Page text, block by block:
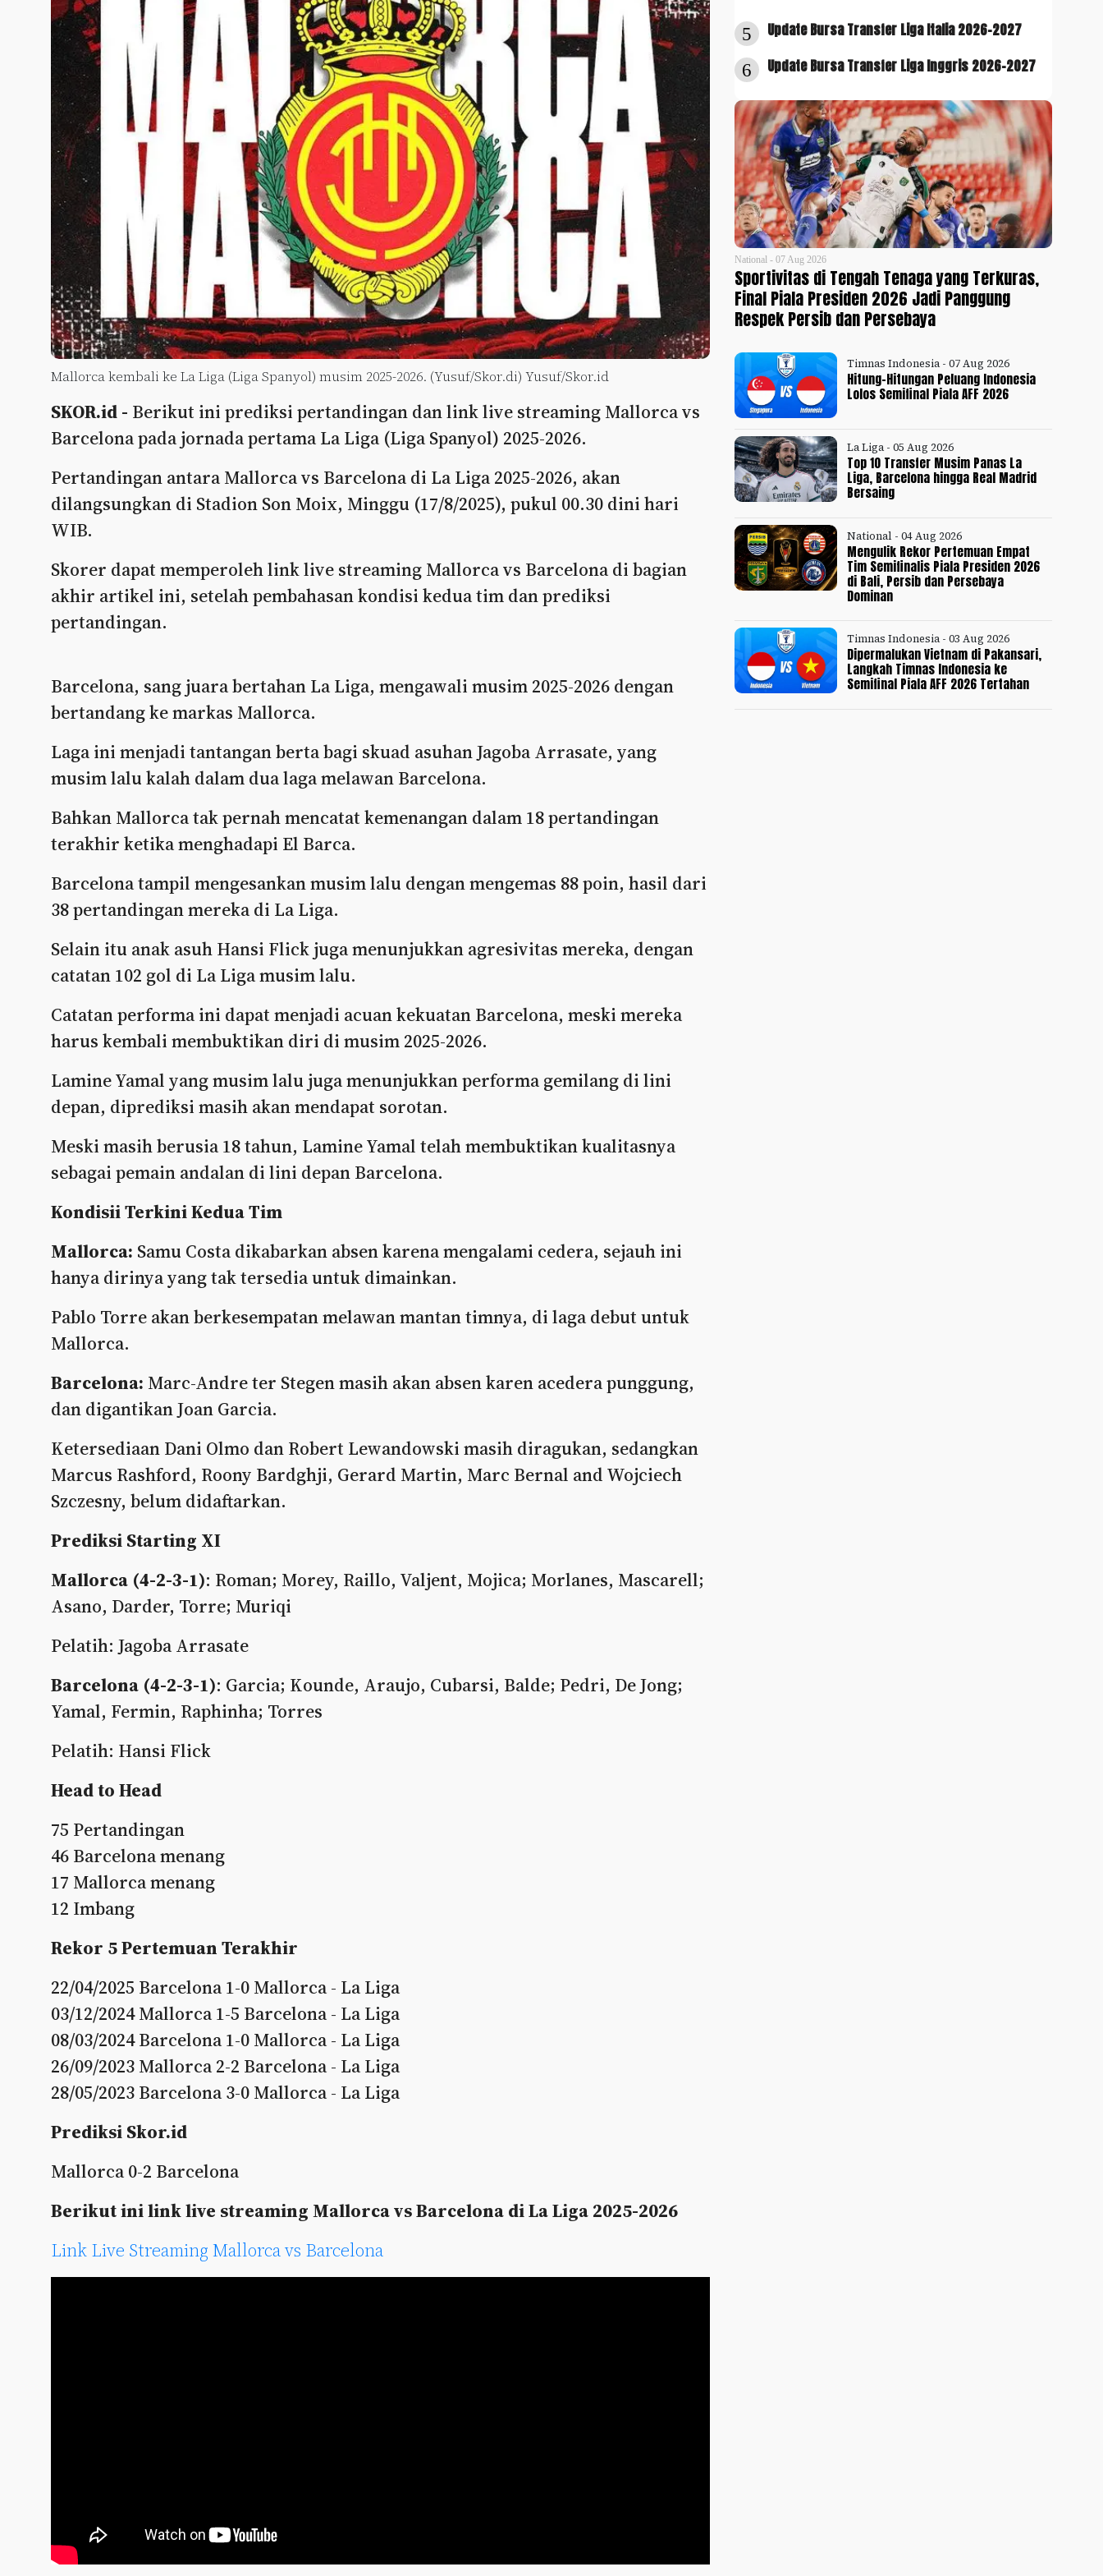
Mallorca kembali ke La Liga (Liga Spanyol) musim 2025-2026. (Yusuf/Skor.di) Yusuf/Skor.id
SKOR.id - Berikut ini prediksi pertandingan dan link live streaming Mallorca vs
Barcelona pada jornada pertama La Liga (Liga Spanyol) 2025-2026.
Pertandingan antara Mallorca vs Barcelona di La Liga 2025-2026, akan
dilangsungkan di Stadion Son Moix, Minggu (17/8/2025), pukul 00.30 dini hari
WIB.
Skorer dapat memperoleh link live streaming Mallorca vs Barcelona di bagian
akhir artikel ini, setelah pembahasan kondisi kedua tim dan prediksi
pertandingan.
Barcelona, sang juara bertahan La Liga, mengawali musim 2025-2026 dengan
bertandang ke markas Mallorca.
Laga ini menjadi tantangan berta bagi skuad asuhan Jagoba Arrasate, yang
musim lalu kalah dalam dua laga melawan Barcelona.
Bahkan Mallorca tak pernah mencatat kemenangan dalam 18 pertandingan
terakhir ketika menghadapi El Barca.
Barcelona tampil mengesankan musim lalu dengan mengemas 88 poin, hasil dari
38 pertandingan mereka di La Liga.
Selain itu anak asuh Hansi Flick juga menunjukkan agresivitas mereka, dengan
catatan 102 gol di La Liga musim lalu.
Catatan performa ini dapat menjadi acuan kekuatan Barcelona, meski mereka
harus kembali membuktikan diri di musim 2025-2026.
Lamine Yamal yang musim lalu juga menunjukkan performa gemilang di lini
depan, diprediksi masih akan mendapat sorotan.
Meski masih berusia 18 tahun, Lamine Yamal telah membuktikan kualitasnya
sebagai pemain andalan di lini depan Barcelona.
Kondisii Terkini Kedua Tim
Mallorca: Samu Costa dikabarkan absen karena mengalami cedera, sejauh ini
hanya dirinya yang tak tersedia untuk dimainkan.
Pablo Torre akan berkesempatan melawan mantan timnya, di laga debut untuk
Mallorca.
Barcelona: Marc-Andre ter Stegen masih akan absen karen acedera punggung,
dan digantikan Joan Garcia.
Ketersediaan Dani Olmo dan Robert Lewandowski masih diragukan, sedangkan
Marcus Rashford, Roony Bardghji, Gerard Martin, Marc Bernal and Wojciech
Szczesny, belum didaftarkan.
Prediksi Starting XI
Mallorca (4-2-3-1): Roman; Morey, Raillo, Valjent, Mojica; Morlanes, Mascarell;
Asano, Darder, Torre; Muriqi
Pelatih: Jagoba Arrasate
Barcelona (4-2-3-1): Garcia; Kounde, Araujo, Cubarsi, Balde; Pedri, De Jong;
Yamal, Fermin, Raphinha; Torres
Pelatih: Hansi Flick
Head to Head
75 Pertandingan
46 Barcelona menang
17 Mallorca menang
12 Imbang
Rekor 5 Pertemuan Terakhir
22/04/2025 Barcelona 1-0 Mallorca - La Liga
03/12/2024 Mallorca 1-5 Barcelona - La Liga
08/03/2024 Barcelona 1-0 Mallorca - La Liga
26/09/2023 Mallorca 2-2 Barcelona - La Liga
28/05/2023 Barcelona 3-0 Mallorca - La Liga
Prediksi Skor.id
Mallorca 0-2 Barcelona
Berikut ini link live streaming Mallorca vs Barcelona di La Liga 2025-2026
Link Live Streaming Mallorca vs Barcelona
5 Update Bursa Transfer Liga Italia 2026-2027
6 Update Bursa Transfer Liga Inggris 2026-2027
National - 07 Aug 2026
Sportivitas di Tengah Tenaga yang Terkuras,
Final Piala Presiden 2026 Jadi Panggung
Respek Persib dan Persebaya
Timnas Indonesia - 07 Aug 2026
Hitung-Hitungan Peluang Indonesia
Lolos Semifinal Piala AFF 2026
La Liga - 05 Aug 2026
Top 10 Transfer Musim Panas La
Liga, Barcelona hingga Real Madrid
Bersaing
National - 04 Aug 2026
Mengulik Rekor Pertemuan Empat
Tim Semifinalis Piala Presiden 2026
di Bali, Persib dan Persebaya
Dominan
Timnas Indonesia - 03 Aug 2026
Dipermalukan Vietnam di Pakansari,
Langkah Timnas Indonesia ke
Semifinal Piala AFF 2026 Tertahan